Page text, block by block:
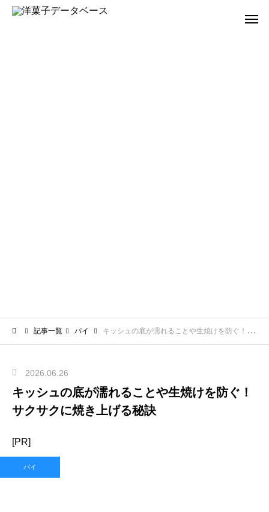
記事一覧 パイ キッシュの底が濡れることや生焼けを防ぐ！サクサクに焼き上げる秘訣
2026.06.26
キッシュの底が濡れることや生焼けを防ぐ！
サクサクに焼き上げる秘訣
[PR]
パイ